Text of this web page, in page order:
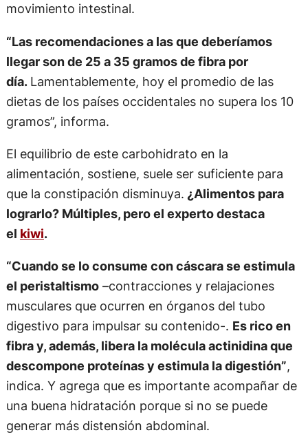
movimiento intestinal.
“Las recomendaciones a las que deberíamos
llegar son de 25 a 35 gramos de fibra por
día. Lamentablemente, hoy el promedio de las
dietas de los países occidentales no supera los 10
gramos”, informa.
El equilibrio de este carbohidrato en la
alimentación, sostiene, suele ser suficiente para
que la constipación disminuya. ¿Alimentos para
lograrlo? Múltiples, pero el experto destaca
el kiwi.
“Cuando se lo consume con cáscara se estimula
el peristaltismo–contracciones y relajaciones
musculares que ocurren en órganos del tubo
digestivo para impulsar su contenido-. Es rico en
fibra y, además, libera la molécula actinidina que
descompone proteínas y estimula la digestión”,
indica. Y agrega que es importante acompañar de
una buena hidratación porque si no se puede
generar más distensión abdominal.